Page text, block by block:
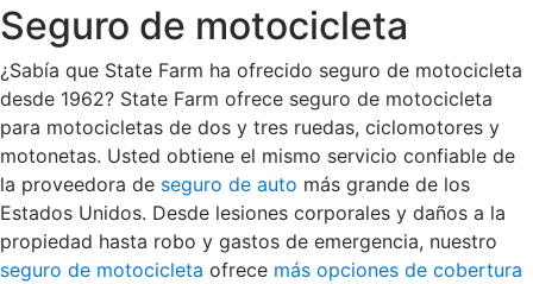
Seguro de motocicleta
¿Sabía que State Farm ha ofrecido seguro de motocicleta
desde 1962? State Farm ofrece seguro de motocicleta
para motocicletas de dos y tres ruedas, ciclomotores y
motonetas. Usted obtiene el mismo servicio confiable de
la proveedora de seguro de auto más grande de los
Estados Unidos. Desde lesiones corporales y daños a la
propiedad hasta robo y gastos de emergencia, nuestro
seguro de motocicleta ofrece más opciones de cobertura